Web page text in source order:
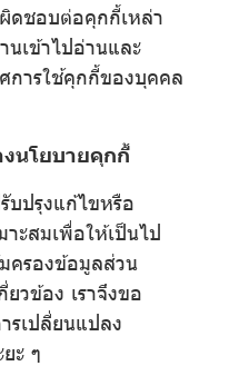
ดชอบต่อคุกกี้เหล่า
เข้าไปอ่านและ
การใช้คุกกี้ของบุคคล
นโยบายคุกกี้
บปรุงแก้ไขหรือ
ะสมเพื่อให้เป็นไป
ครองข้อมูลส่วน
วข้อง เราจึงขอ
รเปลี่ยนแปลง
ะ ๆ